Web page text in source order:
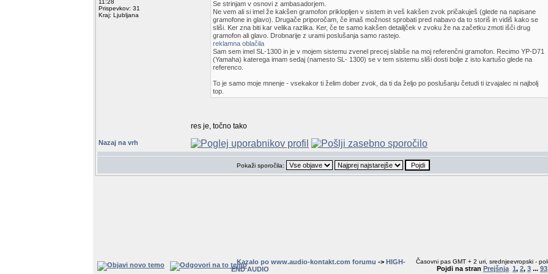
11:28
Prispevkov: 31
Kraj: Ljubljana
Se strinjam v osnovi z ambasadorjem.
Ne vem ali si imel že kakšen gramofon priklopljen v sistem in veš kakšen zvok pričakuješ (glede na napisane
gramofone in glavo). Drugače priporočam, če imaš možnost sprobati pred nabavo da to storiš in vidiš kako se
sliši. Ker zna biti kar velika razlika. Ker, če te samo kakšen detailjček v zvoku že na začetku zmoti išči drug
gramofon ali glavo. Drobnarije z urami poslušanja samo rastejo.
reklamna oblačila
Sam sem imel SL-1300 in je v mojem sistemu zvenel precej slabše na moj referenčni gramofon. Recimo YP-D71
(Yamaha) katerega imam sedaj (namesto SL- 1300) se v tem sistemu sliši dosti bolje z isto kartušo glede na
referenco.
To je samo moje mnenje - vsekakor ti želim dober zvok, da ti da željo po poslušanju četudi ti izvajalec ni najbolj
top.
res je, točno tako
Nazaj na vrh
Pokaži sporočila:
Kazalo po www.audio-kontakt.com forumu -> HIGH-
END AUDIO
Časovni pas GMT + 2 uri, srednjeevropski -
Pojdi na stran Prejšnja 1, 2, 3 ... 93